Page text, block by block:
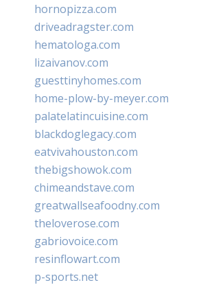
hornopizza.com
driveadragster.com
hematologa.com
lizaivanov.com
guesttinyhomes.com
home-plow-by-meyer.com
palatelatincuisine.com
blackdoglegacy.com
eatvivahouston.com
thebigshowok.com
chimeandstave.com
greatwallseafoodny.com
theloverose.com
gabriovoice.com
resinflowart.com
p-sports.net